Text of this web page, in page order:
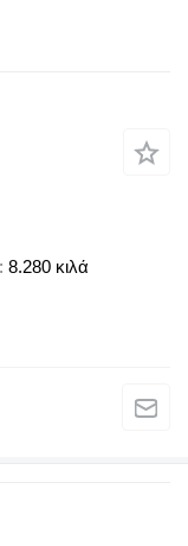
8.280 κιλά